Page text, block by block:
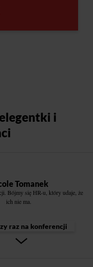
i
Tomanek
Bójmy się HR-u, który udaje, że
ich nie ma.
raz na konferencji